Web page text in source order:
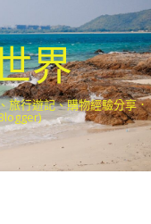
界
旅行遊記、購物經驗分享．